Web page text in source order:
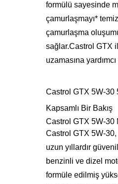
formülü sayesinde
çamurlaşmayı*
çamurlaşma
sağlar.Castrol GTX
uzamasına ya
Castrol GTX 5W-30
Kapsamlı Bir Bakış
Castrol GTX 5W-30
Castrol GTX 5W-30,
uzun yıllardır
benzinli ve dizel
formüle edilmiş